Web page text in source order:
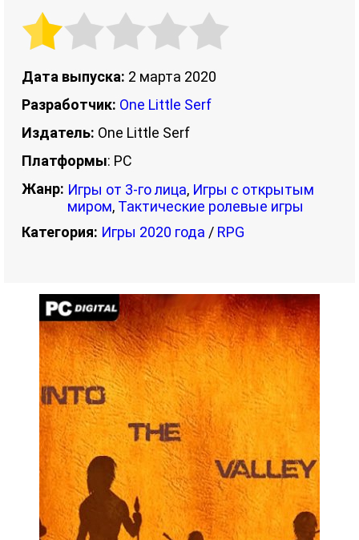
Дата выпуска: 2 марта 2020
Разработчик: One Little Serf
Издатель: One Little Serf
Платформы: PC
Жанр: Игры от 3-го лица, Игры с открытым
миром, Тактические ролевые игры
Категория: Игры 2020 года / RPG